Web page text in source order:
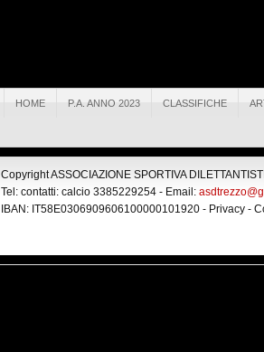
HOME P.A. ANNO 2023 CLASSIFICHE
Copyright ASSOCIAZIONE SPORTIVA
Tel: contatti: calcio 3385229254 - Email:
IBAN: IT58E0306909606100000101920 - Privacy -